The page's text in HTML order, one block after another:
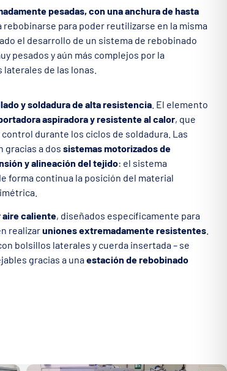
pesadas, con una anchura de hasta
rebobinarse para poder reutilizarse en la misma
el desarrollo de un sistema de rebobinado
pesados y aún más complejos por la
de las lonas.
y soldadura de alta resistencia . El elemento
aspiradora y resistente al calor, que
durante los ciclos de soldadura. Las
gracias a dos sistemas motorizados de
y alineación del tejido: el sistema
forma continua la posición del material
aire caliente, diseñados específicamente para
realizaruniones extremadamente resistentes
bolsillos laterales y cuerda insertada – se
gracias a unaestación de rebobinado